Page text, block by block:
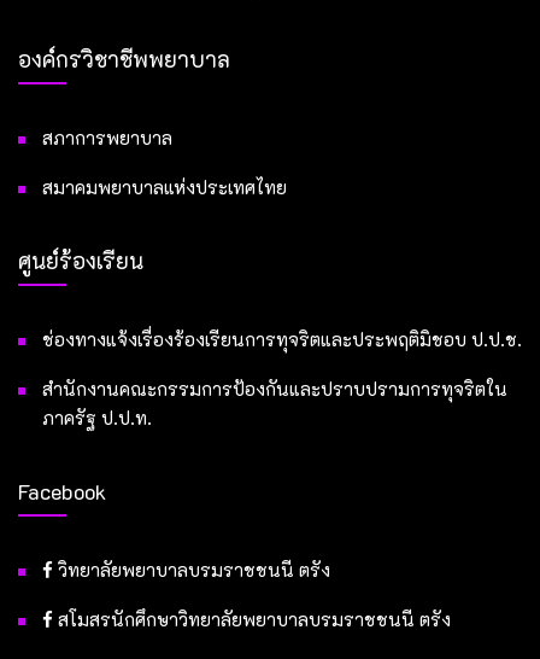
องค์กรวิชาชีพพยาบาล
สภาการพยาบาล
สมาคมพยาบาลแห่งประเทศไทย
ศูนย์ร้องเรียน
ช่องทางแจ้งเรื่องร้องเรียนการทุจริตและประพฤติมิชอบ ป.ป.ช.
สำนักงานคณะกรรมการป้องกันและปราบปรามการทุจริตใน
ภาครัฐ ป.ป.ท.
Facebook
วิทยาลัยพยาบาลบรมราชชนนี ตรัง
สโมสรนักศึกษาวิทยาลัยพยาบาลบรมราชชนนี ตรัง